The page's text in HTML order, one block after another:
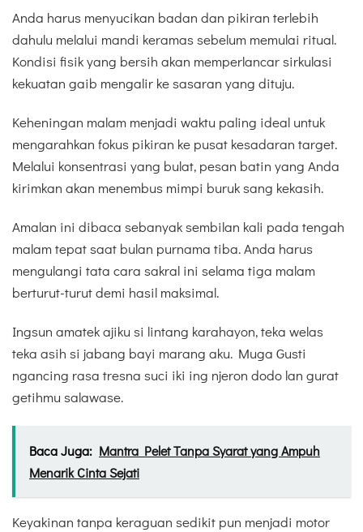
Anda harus menyucikan badan dan pikiran terlebih
dahulu melalui mandi keramas sebelum memulai ritual.
Kondisi fisik yang bersih akan memperlancar sirkulasi
kekuatan gaib mengalir ke sasaran yang dituju.
Keheningan malam menjadi waktu paling ideal untuk
mengarahkan fokus pikiran ke pusat kesadaran target.
Melalui konsentrasi yang bulat, pesan batin yang Anda
kirimkan akan menembus mimpi buruk sang kekasih.
Amalan ini dibaca sebanyak sembilan kali pada tengah
malam tepat saat bulan purnama tiba. Anda harus
mengulangi tata cara sakral ini selama tiga malam
berturut-turut demi hasil maksimal.
Ingsun amatek ajiku si lintang karahayon, teka welas
teka asih si jabang bayi marang aku. Muga Gusti
ngancing rasa tresna suci iki ing njeron dodo lan gurat
getihmu salawase.
Baca Juga: Mantra Pelet Tanpa Syarat yang Ampuh
Menarik Cinta Sejati
Keyakinan tanpa keraguan sedikit pun menjadi motor